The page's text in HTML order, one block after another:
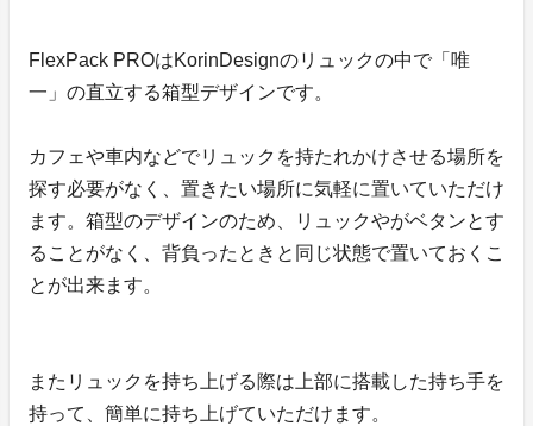
FlexPack PROはKorinDesignのリュックの中で「唯
一」の直立する箱型デザインです。
カフェや車内などでリュックを持たれかけさせる場所を
探す必要がなく、置きたい場所に気軽に置いていただけ
ます。箱型のデザインのため、リュックやがベタンとす
ることがなく、背負ったときと同じ状態で置いておくこ
とが出来ます。
またリュックを持ち上げる際は上部に搭載した持ち手を
持って、簡単に持ち上げていただけます。